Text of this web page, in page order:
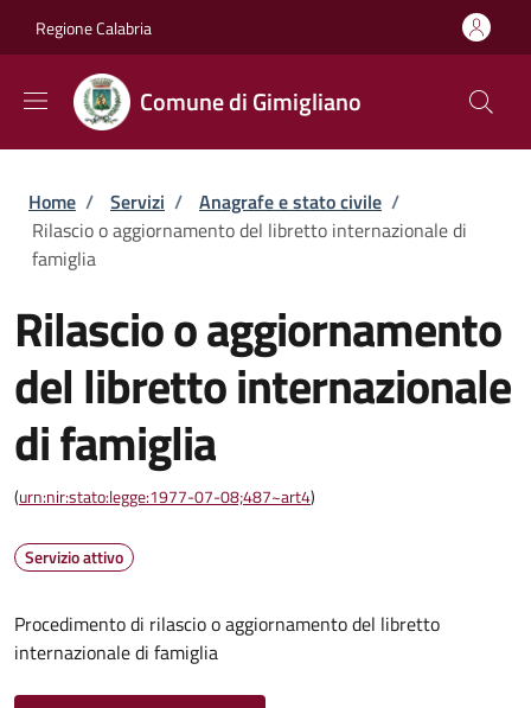
Regione Calabria
Comune di Gimigliano
Briciole di pane
Home / Servizi / Anagrafe e stato civile /
Rilascio o aggiornamento del libretto internazionale di
famiglia
Rilascio o aggiornamento
del libretto internazionale
di famiglia
(urn:nir:stato:legge:1977-07-08;487~art4)
Servizio attivo
Procedimento di rilascio o aggiornamento del libretto
internazionale di famiglia